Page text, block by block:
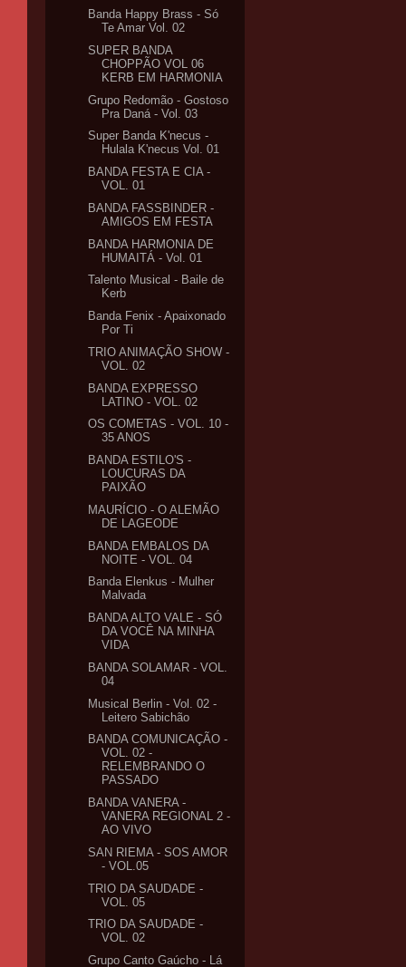
Banda Happy Brass - Só
Te Amar Vol. 02
SUPER BANDA
CHOPPÃO VOL 06
KERB EM HARMONIA
Grupo Redomão - Gostoso
Pra Daná - Vol. 03
Super Banda K'necus -
Hulala K'necus Vol. 01
BANDA FESTA E CIA -
VOL. 01
BANDA FASSBINDER -
AMIGOS EM FESTA
BANDA HARMONIA DE
HUMAITÁ - Vol. 01
Talento Musical - Baile de
Kerb
Banda Fenix - Apaixonado
Por Ti
TRIO ANIMAÇÃO SHOW -
VOL. 02
BANDA EXPRESSO
LATINO - VOL. 02
OS COMETAS - VOL. 10 -
35 ANOS
BANDA ESTILO'S -
LOUCURAS DA
PAIXÃO
MAURÍCIO - O ALEMÃO
DE LAGEODE
BANDA EMBALOS DA
NOITE - VOL. 04
Banda Elenkus - Mulher
Malvada
BANDA ALTO VALE - SÓ
DA VOCÊ NA MINHA
VIDA
BANDA SOLAMAR - VOL.
04
Musical Berlin - Vol. 02 -
Leitero Sabichão
BANDA COMUNICAÇÃO -
VOL. 02 -
RELEMBRANDO O
PASSADO
BANDA VANERA -
VANERA REGIONAL 2 -
AO VIVO
SAN RIEMA - SOS AMOR
- VOL.05
TRIO DA SAUDADE -
VOL. 05
TRIO DA SAUDADE -
VOL. 02
Grupo Canto Gaúcho - Lá